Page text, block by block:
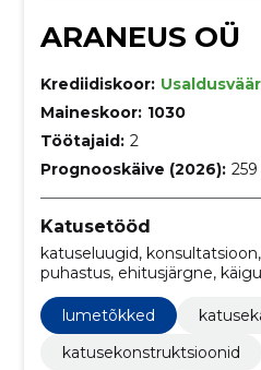
ARANEUS OÜ
Krediidiskoor:
Maineskoor: 1030
Töötajaid: 2
Prognooskäive (2026):
Katusetööd
katuseluugid,
puhastus, ehitusjärgne,
vihmaveesüsteemide
lumetõkked
katusekonstruktsioonid